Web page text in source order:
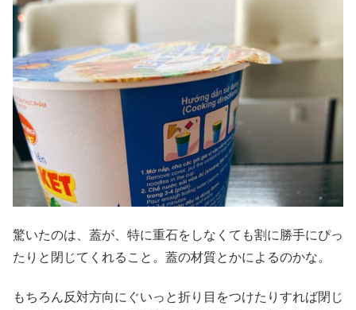
驚いたのは、蓋が、特に重石をしなくても割に勝手にぴっ
たりと閉じてくれること。蓋の材質とかによるのかな。
もちろん反対方向にぐいっと折り目をつけたりすれば閉じ